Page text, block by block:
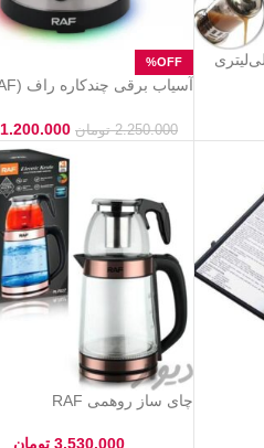
2.250.000 تومان 1.200.000
چای ساز روهمی RAF
3.530.000 تومان